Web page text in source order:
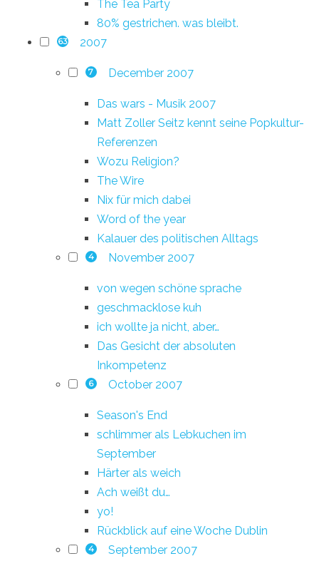
The Tea Party
80% gestrichen. was bleibt.
63 2007
7 December 2007
Das wars - Musik 2007
Matt Zoller Seitz kennt seine Popkultur-
Referenzen
Wozu Religion?
The Wire
Nix für mich dabei
Word of the year
Kalauer des politischen Alltags
4 November 2007
von wegen schöne sprache
geschmacklose kuh
ich wollte ja nicht, aber…
Das Gesicht der absoluten
Inkompetenz
6 October 2007
Season's End
schlimmer als Lebkuchen im
September
Härter als weich
Ach weißt du…
yo!
Rückblick auf eine Woche Dublin
4 September 2007